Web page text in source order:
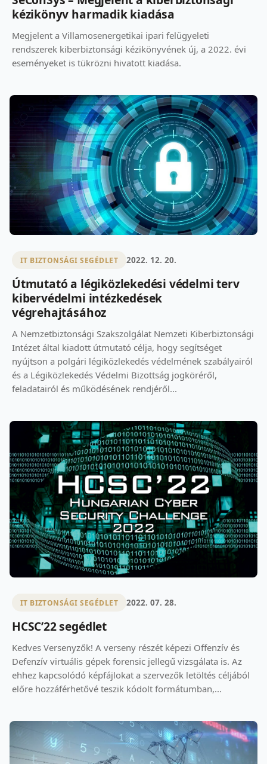
kézikönyv harmadik kiadása
Megjelent a Villamosenergetikai ipari felügyeleti
rendszerek kiberbiztonsági kézikönyvének új, a 2022. évi
eseményeket is tükrözni hivatott kiadása.
IT BIZTONSÁGI SEGÉDLET 2022. 12. 20.
Útmutató a légiközlekedési védelmi terv
kibervédelmi intézkedések
végrehajtásához
A Nemzetbiztonsági Szakszolgálat Nemzeti Kiberbiztonsági
Intézet által kiadott útmutató célja, hogy segítséget
nyújtson a polgári légiközlekedés védelmének szabályairól
és a Légiközlekedés Védelmi Bizottság jogköréről,
feladatairól és működésének rendjéről...
IT BIZTONSÁGI SEGÉDLET 2022. 07. 28.
HCSC’22 segédlet
Kedves Versenyzők! A verseny részét képezi Offenzív és
Defenzív virtuális gépek forensic jellegű vizsgálata is. Az
ehhez kapcsolódó képfájlokat a szervezők letöltés céljából
előre hozzáférhetővé teszik kódolt formátumban,...